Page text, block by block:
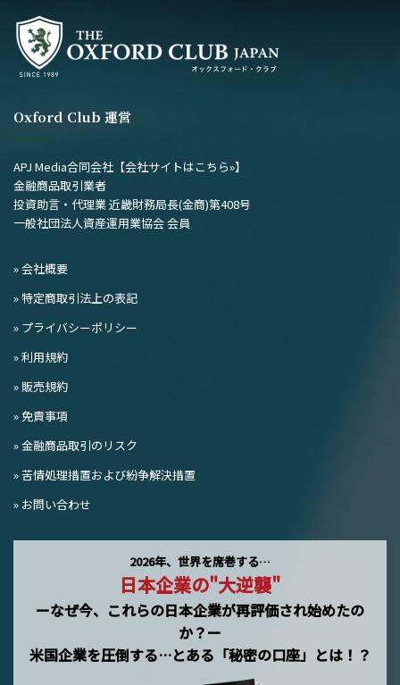
Oxford Club 運営
APJ Media合同会社 【会社サイトはこちら»】
金融商品取引業者
投資助言・代理業 近畿財務局長(金商)第408号
一般社団法人資産運用業協会 会員
» 会社概要
» 特定商取引法上の表記
» プライバシーポリシー
» 利用規約
» 販売規約
» 免責事項
» 金融商品取引のリスク
» 苦情処理措置および紛争解決措置
» お問い合わせ
2026年、世界を席巻する…
日本企業の"大逆襲"
ーなぜ今、これらの日本企業が再評価され始めたの
か？ー
米国企業を圧倒する…とある「秘密の口座」とは！？